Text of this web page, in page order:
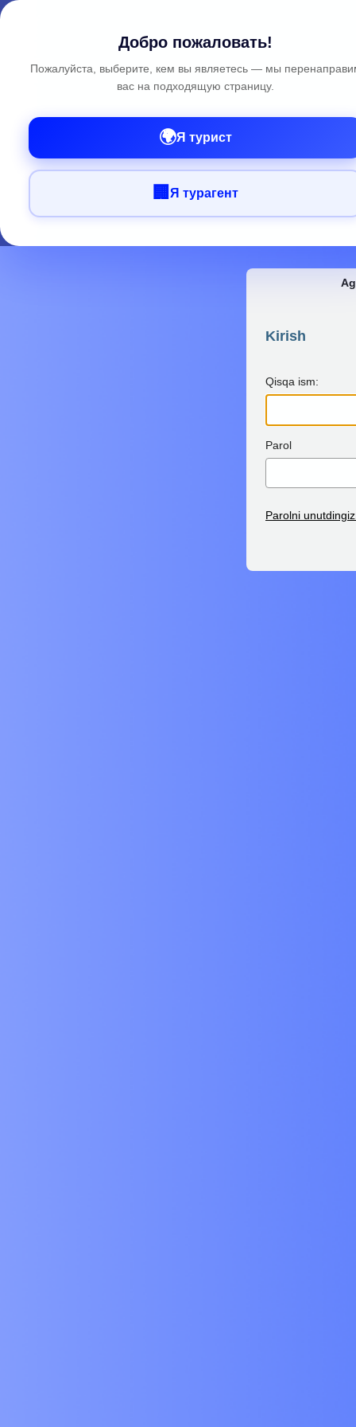
Kirish
Qisqa ism:
Parol
Parolni
Добро пожаловать!
Пожалуйста, выберите, кем вы являетесь — мы
вас на подходящую страницу.
🌍Я турист
🏢 Я турагент